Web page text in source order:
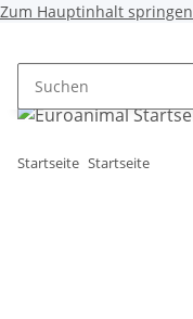
Zum Hauptinhalt springen
Startseite Startseite